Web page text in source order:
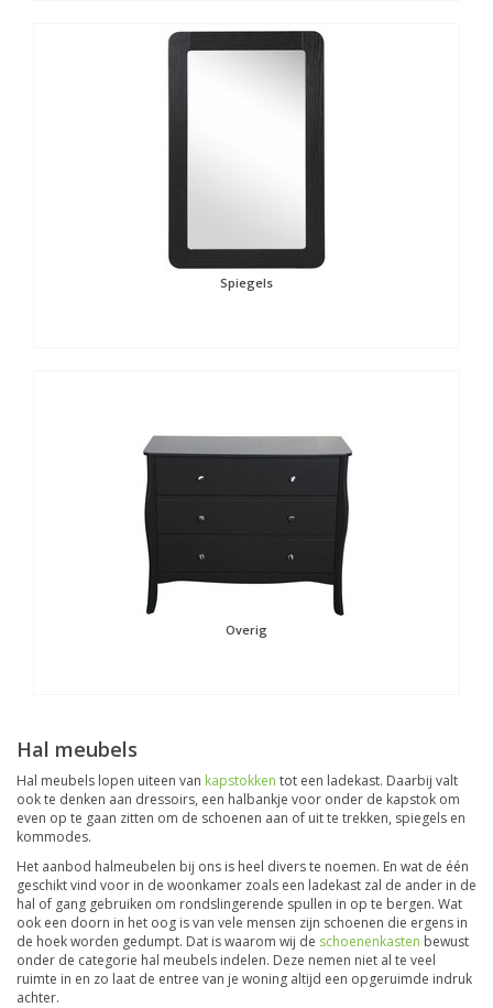
Spiegels
Overig
Hal meubels
Hal meubels lopen uiteen van kapstokken tot een ladekast. Daarbij valt
ook te denken aan dressoirs, een halbankje voor onder de kapstok om
even op te gaan zitten om de schoenen aan of uit te trekken, spiegels en
kommodes.
Het aanbod halmeubelen bij ons is heel divers te noemen. En wat de één
geschikt vind voor in de woonkamer zoals een ladekast zal de ander in de
hal of gang gebruiken om rondslingerende spullen in op te bergen. Wat
ook een doorn in het oog is van vele mensen zijn schoenen die ergens in
de hoek worden gedumpt. Dat is waarom wij de schoenenkasten bewust
onder de categorie hal meubels indelen. Deze nemen niet al te veel
ruimte in en zo laat de entree van je woning altijd een opgeruimde indruk
achter.